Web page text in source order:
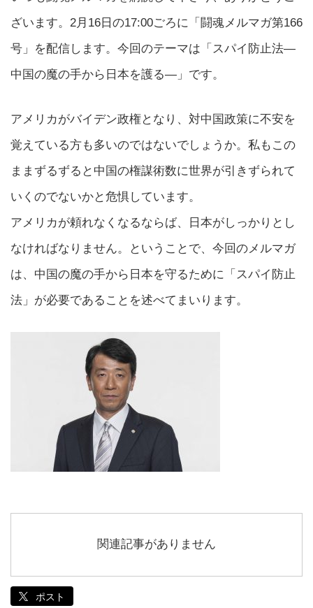
ざいます。2月16日の17:00ごろに「闘魂メルマガ第166
号」を配信します。今回のテーマは「スパイ防止法―
中国の魔の手から日本を護る―」です。
アメリカがバイデン政権となり、対中国政策に不安を
覚えている方も多いのではないでしょうか。私もこの
ままずるずると中国の権謀術数に世界が引きずられて
いくのでないかと危惧しています。
アメリカが頼れなくなるならば、日本がしっかりとし
なければなりません。ということで、今回のメルマガ
は、中国の魔の手から日本を守るために「スパイ防止
法」が必要であることを述べてまいります。
関連記事がありません
ポスト